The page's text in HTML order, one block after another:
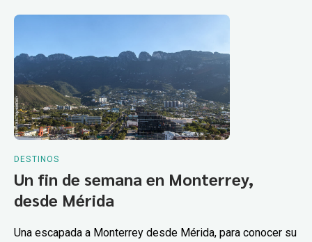
DESTINOS
Un fin de semana en Monterrey,
desde Mérida
Una escapada a Monterrey desde Mérida, para conocer su